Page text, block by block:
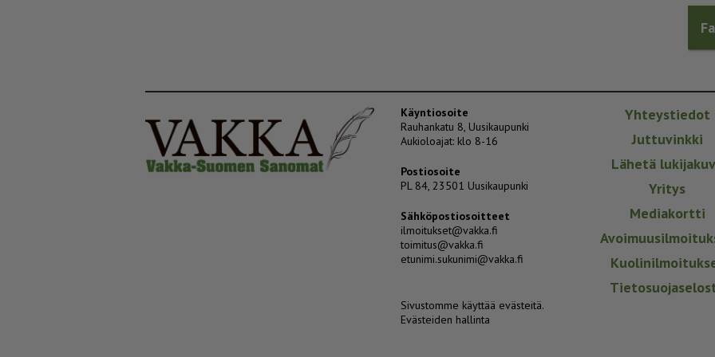
Käyntiosoite
Rauhankatu 8, Uusikaupunki
Aukioloajat: klo 8-16
Postiosoite
PL 84, 23501 Uusikaupunki
Sähköpostiosoitteet
ilmoitukset@vakka.fi
toimitus@vakka.fi
etunimi.sukunimi@vakka.fi
Sivustomme käyttää evästeitä.
Evästeiden hallinta
Yhteystiedot
Juttuvinkki
Lähetä
Yritys
Mediakortti